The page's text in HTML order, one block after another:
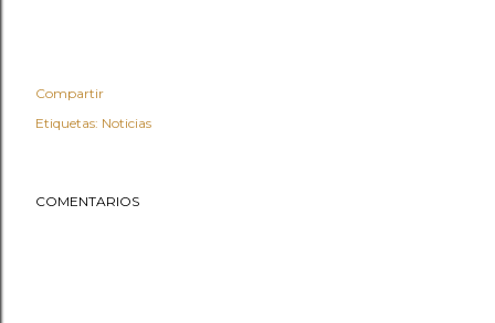
Compartir
Etiquetas: Noticias
COMENTARIOS